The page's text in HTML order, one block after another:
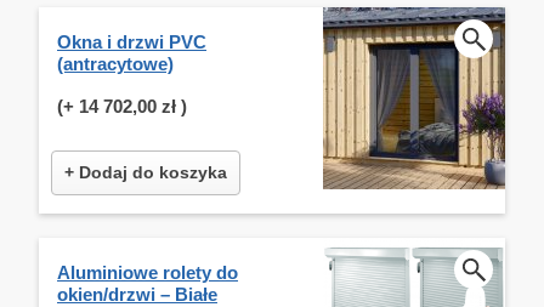
Okna i drzwi PVC
(antracytowe)
(+ 14 702,00 zł )
+ Dodaj do koszyka
Aluminiowe rolety do
okien/drzwi – Białe